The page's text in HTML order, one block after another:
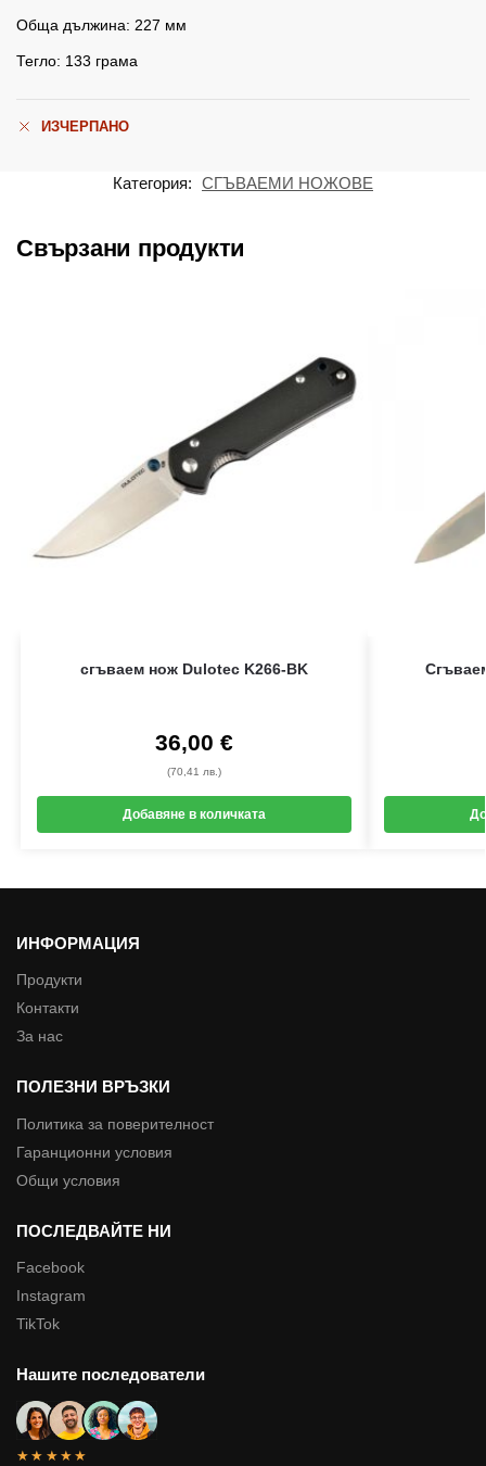
Обща дължина: 227 мм
Тегло: 133 грама
ИЗЧЕРПАНО
Категория: СГЪВАЕМИ НОЖОВЕ
Свързани продукти
сгъваем нож Dulotec K266-BK
36,00 €
(70,41 лв.)
Добавяне в количката
ИНФОРМАЦИЯ
Продукти
Контакти
За нас
ПОЛЕЗНИ ВРЪЗКИ
Политика за поверителност
Гаранционни условия
Общи условия
ПОСЛЕДВАЙТЕ НИ
Facebook
Instagram
TikTok
Нашите последователи
★★★★★